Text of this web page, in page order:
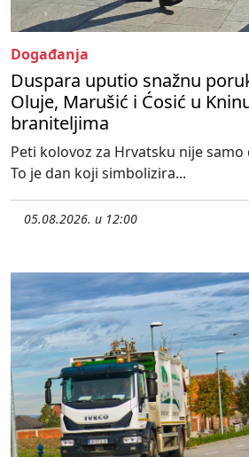
Događanja
Duspara uputio snažnu
Oluje, Marušić i Ćosić u
braniteljima
Peti kolovoz za Hrvatsku nije
To je dan koji simbolizira...
05.08.2026. u 12:00